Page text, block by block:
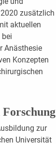
zusätzlich
aktuellen
­Anästhesie
Konzepten
zur
Universität